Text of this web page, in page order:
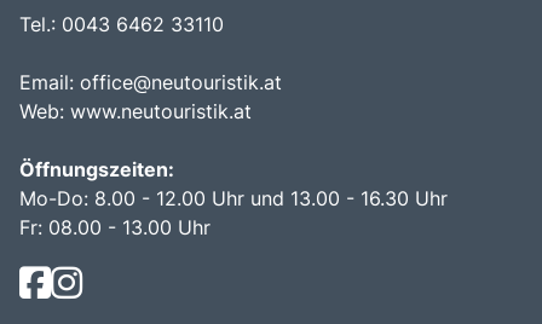
Tel.: 0043 6462 33110
Email: office@neutouristik.at
Web: www.neutouristik.at
Öffnungszeiten:
Mo-Do: 8.00 - 12.00 Uhr und 13.00 - 16.30 Uhr
Fr: 08.00 - 13.00 Uhr